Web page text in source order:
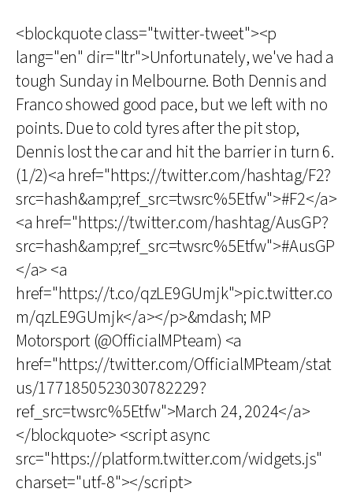
<blockquote class="twitter-tweet"><p
lang="en" dir="ltr">Unfortunately, we've had a
tough Sunday in Melbourne. Both Dennis and
Franco showed good pace, but we left with no
points. Due to cold tyres after the pit stop,
Dennis lost the car and hit the barrier in turn 6.
(1/2)<a href="https://twitter.com/hashtag/F2?
src=hash&amp;ref_src=twsrc%5Etfw">#F2</a>
<a href="https://twitter.com/hashtag/AusGP?
src=hash&amp;ref_src=twsrc%5Etfw">#AusGP
</a> <a
href="https://t.co/qzLE9GUmjk">pic.twitter.co
m/qzLE9GUmjk</a></p>&mdash; MP
Motorsport (@OfficialMPteam) <a
href="https://twitter.com/OfficialMPteam/stat
us/1771850523030782229?
ref_src=twsrc%5Etfw">March 24, 2024</a>
</blockquote> <script async
src="https://platform.twitter.com/widgets.js"
charset="utf-8"></script>